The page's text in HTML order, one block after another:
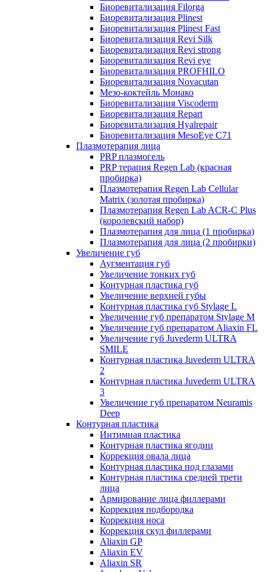
Биоревитализация Filorga
Биоревитализация Plinest
Биоревитализация Plinest Fast
Биоревитализация Revi Silk
Биоревитализация Revi strong
Биоревитализация Revi eye
Биоревитализация PROFHILO
Биоревитализация Novacutan
Мезо-коктейль Монако
Биоревитализация Viscoderm
Биоревитализация Repart
Биоревитализация Hyalrepair
Биоревитализация MesoEye C71
Плазмотерапия лица
PRP плазмогель
PRP терапия Regen Lab (красная
пробирка)
Плазмотерапия Regen Lab Cellular
Matrix (золотая пробирка)
Плазмотерапия Regen Lab ACR-C Plus
(королевский набор)
Плазмотерапия для лица (1 пробирка)
Плазмотерапия для лица (2 пробирки)
Увеличение губ
Аугментация губ
Увеличение тонких губ
Контурная пластика губ
Увеличение верхней губы
Контурная пластика губ Stylage L
Увеличение губ препаратом Stylage M
Увеличение губ препаратом Aliaxin FL
Увеличение губ Juvederm ULTRA
SMILE
Контурная пластика Juvederm ULTRA
2
Контурная пластика Juvederm ULTRA
3
Увеличение губ препаратом Neuramis
Deep
Контурная пластика
Интимная пластика
Контурная пластика ягодиц
Коррекция овала лица
Контурная пластика под глазами
Контурная пластика средней трети
лица
Армирование лица филлерами
Коррекция подбородка
Коррекция носа
Коррекция скул филлерами
Aliaxin GP
Aliaxin EV
Aliaxin SR